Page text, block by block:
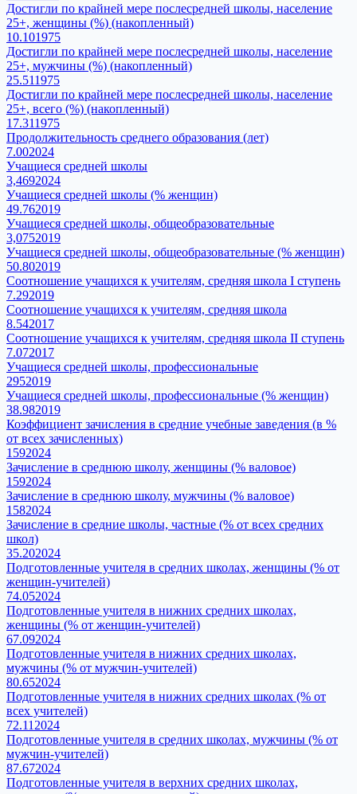
Достигли по крайней мере послесредней школы, население
25+, женщины (%) (накопленный)
10.101975
Достигли по крайней мере послесредней школы, население
25+, мужчины (%) (накопленный)
25.511975
Достигли по крайней мере послесредней школы, население
25+, всего (%) (накопленный)
17.311975
Продолжительность среднего образования (лет)
7.002024
Учащиеся средней школы
3,4692024
Учащиеся средней школы (% женщин)
49.762019
Учащиеся средней школы, общеобразовательные
3,0752019
Учащиеся средней школы, общеобразовательные (% женщин)
50.802019
Соотношение учащихся к учителям, средняя школа I ступень
7.292019
Соотношение учащихся к учителям, средняя школа
8.542017
Соотношение учащихся к учителям, средняя школа II ступень
7.072017
Учащиеся средней школы, профессиональные
2952019
Учащиеся средней школы, профессиональные (% женщин)
38.982019
Коэффициент зачисления в средние учебные заведения (в %
от всех зачисленных)
1592024
Зачисление в среднюю школу, женщины (% валовое)
1592024
Зачисление в среднюю школу, мужчины (% валовое)
1582024
Зачисление в средние школы, частные (% от всех средних
школ)
35.202024
Подготовленные учителя в средних школах, женщины (% от
женщин-учителей)
74.052024
Подготовленные учителя в нижних средних школах,
женщины (% от женщин-учителей)
67.092024
Подготовленные учителя в нижних средних школах,
мужчины (% от мужчин-учителей)
80.652024
Подготовленные учителя в нижних средних школах (% от
всех учителей)
72.11 2024
Подготовленные учителя в средних школах, мужчины (% от
мужчин-учителей)
87.672024
Подготовленные учителя в верхних средних школах,